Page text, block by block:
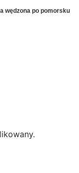
wędzona po pomorsku